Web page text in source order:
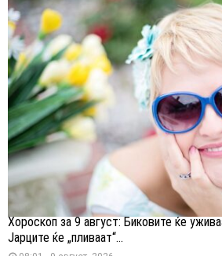
Хороскоп за 9 август: Биковите ќе
Јарците ќе „пливаат“...